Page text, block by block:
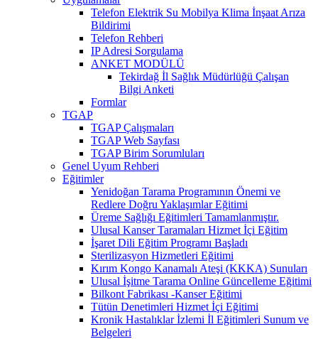
Telefon Elektrik Su Mobilya Klima İnşaat Arıza
Bildirimi
Telefon Rehberi
IP Adresi Sorgulama
ANKET MODÜLÜ
Tekirdağ İl Sağlık Müdürlüğü Çalışan
Bilgi Anketi
Formlar
TGAP
TGAP Çalışmaları
TGAP Web Sayfası
TGAP Birim Sorumluları
Genel Uyum Rehberi
Eğitimler
Yenidoğan Tarama Programının Önemi ve
Redlere Doğru Yaklaşımlar Eğitimi
Üreme Sağlığı Eğitimleri Tamamlanmıştır.
Ulusal Kanser Taramaları Hizmet İçi Eğitim
İşaret Dili Eğitim Programı Başladı
Sterilizasyon Hizmetleri Eğitimi
Kırım Kongo Kanamalı Ateşi (KKKA) Sunuları
Ulusal İşitme Tarama Online Güncelleme Eğitimi
Bilkont Fabrikası -Kanser Eğitimi
Tütün Denetimleri Hizmet İçi Eğitimi
Kronik Hastalıklar İzlemi İl Eğitimleri Sunum ve
Belgeleri